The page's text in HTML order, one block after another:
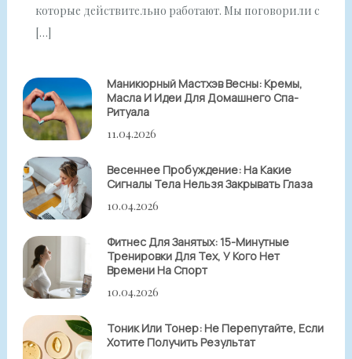
которые действительно работают. Мы поговорили с
[…]
Маникюрный Мастхэв Весны: Кремы,
Масла И Идеи Для Домашнего Спа-
Ритуала
11.04.2026
Весеннее Пробуждение: На Какие
Сигналы Тела Нельзя Закрывать Глаза
10.04.2026
Фитнес Для Занятых: 15-Минутные
Тренировки Для Тех, У Кого Нет
Времени На Спорт
10.04.2026
Тоник Или Тонер: Не Перепутайте, Если
Хотите Получить Результат